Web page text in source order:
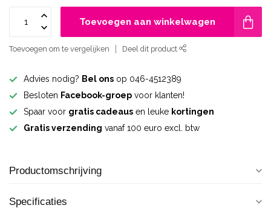
Toevoegen aan winkelwagen
Toevoegen om te vergelijken Deel dit product
Advies nodig? Bel ons op 046-4512389
Besloten Facebook-groep voor klanten!
Spaar voor gratis cadeaus en leuke kortingen
Gratis verzending vanaf 100 euro excl. btw
Productomschrijving
Specificaties